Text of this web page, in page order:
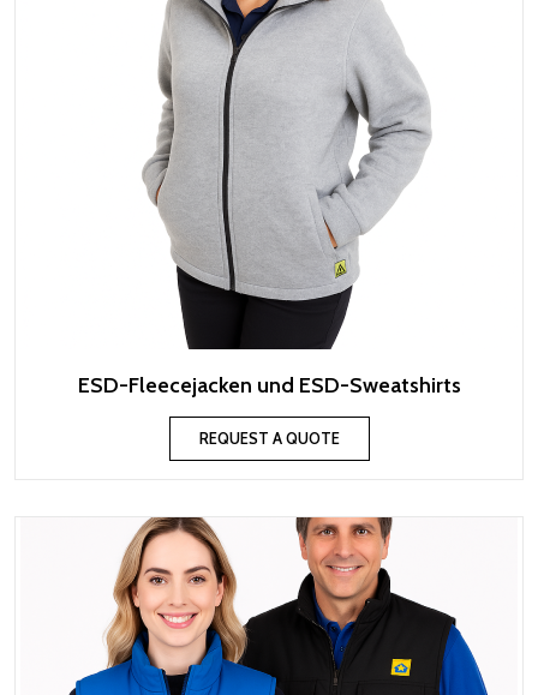
ESD-Fleecejacken und ESD-Sweatshirts
REQUEST A QUOTE